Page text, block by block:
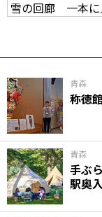
雪の回廊 一本に
青森
称徳
青森
手ぶ
駅奥